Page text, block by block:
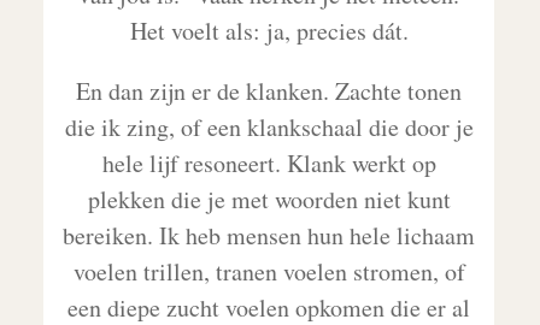
Het voelt als: ja, precies dát.
En dan zijn er de klanken. Zachte tonen
die ik zing, of een klankschaal die door je
hele lijf resoneert. Klank werkt op
plekken die je met woorden niet kunt
bereiken. Ik heb mensen hun hele lichaam
voelen trillen, tranen voelen stromen, of
een diepe zucht voelen opkomen die er al